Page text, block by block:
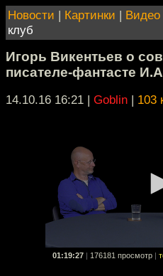
Новости | Картинки | Видео
клуб
Игорь Викентьев о
писателе-фантасте
14.10.16 16:21 | Goblin | 103
01:19:27 176181 просмотр